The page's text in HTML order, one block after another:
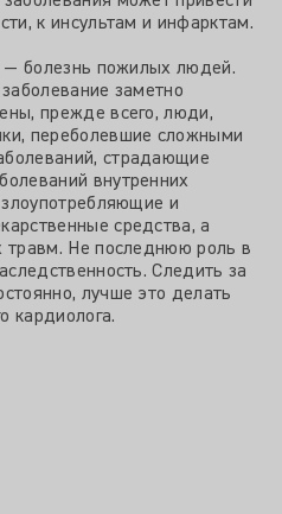
к инсультам и инфарктам.
— болезнь пожилых людей.
заметно
прежде всего, люди,
переболевшие сложными
страдающие
внутренних
и
средства, а
травм. Не последнюю роль в
Следить за
лучше это делать
кардиолога.